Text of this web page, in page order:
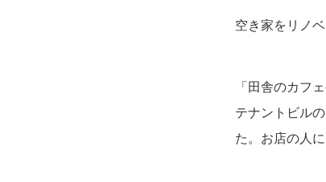
空き家をリノ
「田舎のカフ
テナントビル
た。お店の人